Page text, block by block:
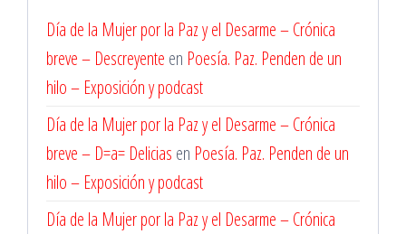
Día de la Mujer por la Paz y el Desarme – Crónica
breve – Descreyente en Poesía. Paz. Penden de un
hilo – Exposición y podcast
Día de la Mujer por la Paz y el Desarme – Crónica
breve – D=a= Delicias en Poesía. Paz. Penden de un
hilo – Exposición y podcast
Día de la Mujer por la Paz y el Desarme – Crónica